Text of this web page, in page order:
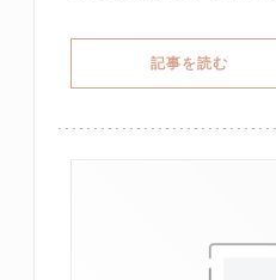
記事を読む